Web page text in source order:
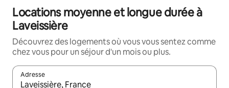
Locations moyenne et longue durée à
Laveissière
Découvrez des logements où vous vous sentez comme
chez vous pour un séjour d'un mois ou plus.
Adresse
Lorsque les résultats s'affichent, utilisez les flèches vers le